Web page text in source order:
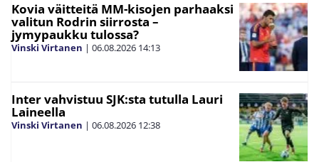
Kovia väitteitä MM-kisojen parhaaksi
valitun Rodrin siirrosta –
jymypaukku tulossa?
Vinski Virtanen | 06.08.2026 14:13
Inter vahvistuu SJK:sta tutulla Lauri
Laineella
Vinski Virtanen | 06.08.2026 12:38